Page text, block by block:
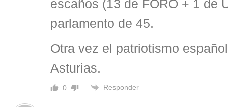
escaños (13 de FORO + 1 de
parlamento de 45.
Otra vez el patriotismo
Asturias.
0 Responder